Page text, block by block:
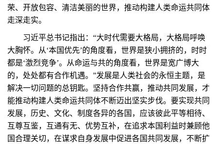
荣、开放包容、清洁美丽的世界，推动构建人类命运共同体
走深走实。
习近平总书记指出：“大时代需要大格局，大格局呼唤
大胸怀。从‘本国优先’的角度看，世界是狭小拥挤的，时时
都是‘激烈竞争’。从命运与共的角度看，世界是宽广博大
的，处处都有合作机遇。”发展是人类社会的永恒主题，是
解决一切问题的总钥匙。坚持合作共赢，推动共同发展，才
能推动构建人类命运共同体不断迈出坚实步伐。要实现共同
发展，历史、文化、制度各异的各国，应该彼此平等相待、
互尊互鉴，互通有无、优势互补，在追求本国利益时兼顾他
国合理关切，在谋求自身发展中促进各国共同发展，不断扩